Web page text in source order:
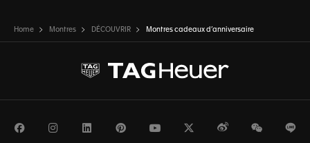
Home Montres DÉCOUVRIR Montres cadeaux d’anniversaire
FacebookInstagramLinkedInPinterestYoutubeTwitterWeiboWeChat